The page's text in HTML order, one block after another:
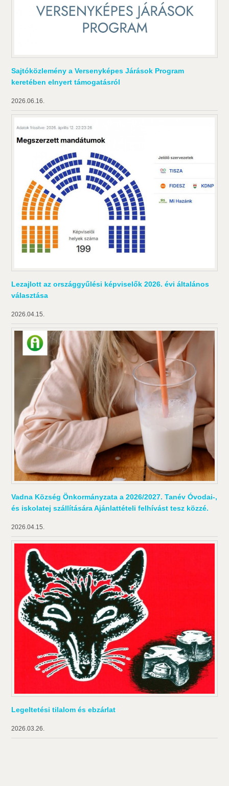
Sajtóközlemény a Versenyképes Járások Program
keretében elnyert támogatásról
2026.06.16.
Lezajlott az országgyűlési képviselők 2026. évi általános
választása
2026.04.15.
Vadna Község Önkormányzata a 2026/2027. Tanév Óvodai-,
és iskolatej szállítására Ajánlattételi felhívást tesz közzé.
2026.04.15.
Legeltetési tilalom és ebzárlat
2026.03.26.